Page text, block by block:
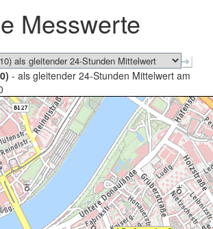
schließen
Messwerte
- als gleitender 24-Stunden Mittelwert am